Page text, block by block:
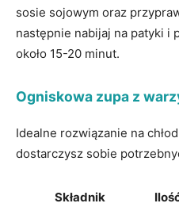
sosie sojowym oraz
⁤następnie nabijaj na patyki i
około ⁤15-20 minut.
Ogniskowa zupa z
Idealne rozwiązanie ⁣na
‌dostarczysz sobie
Składnik